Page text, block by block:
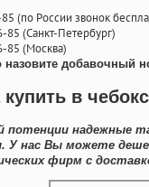
(по России звонок
85 (Санкт-Петербург)
85 (Москва)
назовите добавочный
в
потенции надежные
У нас Вы можете
фирм с